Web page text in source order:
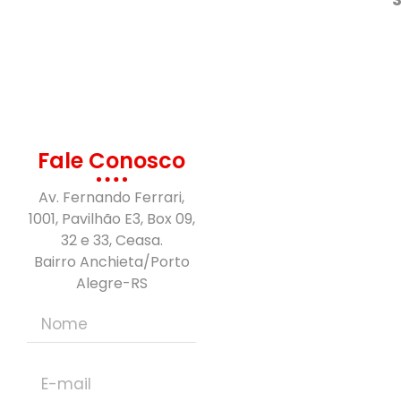
Fale Conosco
Av. Fernando Ferrari,
1001, Pavilhão E3, Box 09,
32 e 33, Ceasa.
Bairro Anchieta/Porto
Alegre-RS